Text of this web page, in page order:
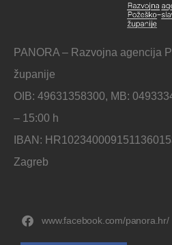
PANORA – Razvojna agencija
županije
OIB: 49631358300, MB:
– 15:00 h
IBAN:
Zagreb
www.facebook.com/panora.hr/